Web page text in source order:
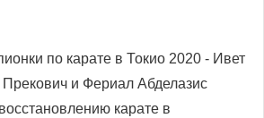
по карате в Токио 2020 - Ивет
и Фериал Абделазис
карате в